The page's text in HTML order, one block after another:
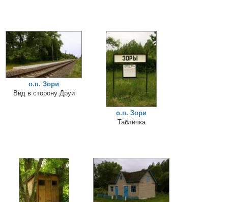
о.п. Зори
Вид в сторону Друи
о.п. Зори
Табличка